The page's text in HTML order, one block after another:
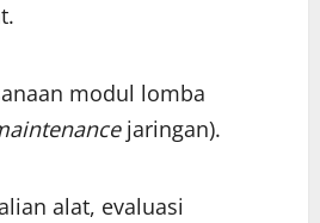
modul lomba
jaringan).
alat, evaluasi